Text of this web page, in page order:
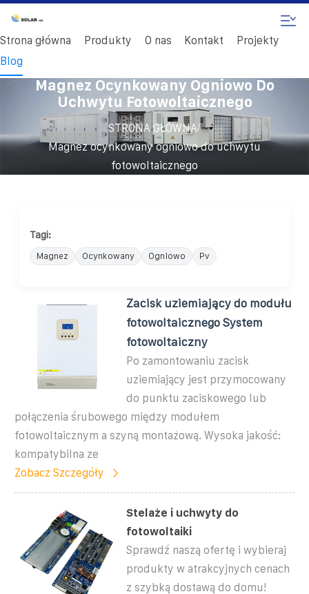
Strona główna Produkty O nas Kontakt
Projekty
Blog
Magnez Ocynkowany Ogniowo Do
Uchwytu Fotowoltaicznego
STRONA GŁÓWNA/
Magnez ocynkowany ogniowo do uchwytu
fotowoltaicznego
Tagi:
Magnez Ocynkowany Ogniowo Pv
Zacisk uziemiający do modułu
fotowoltaicznego System
fotowoltaiczny
Po zamontowaniu zacisk
uziemiający jest przymocowany
do punktu zaciskowego lub
połączenia śrubowego między modułem
fotowoltaicznym a szyną montażową. Wysoka jakość:
kompatybilna ze
Zobacz Szczegóły
Stelaże i uchwyty do
fotowoltaiki
Sprawdź naszą ofertę i wybieraj
produkty w atrakcyjnych cenach
z szybką dostawą do domu!